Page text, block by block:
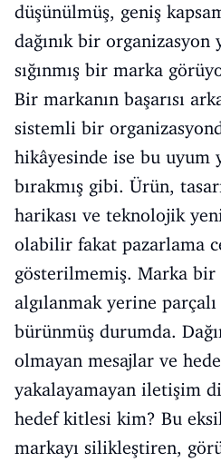
düşünülmüş, geniş
dağınık bir organizasyon
sığınmış bir marka
Bir markanın başarısı
sistemli bir
hikâyesinde ise bu uyum
bırakmış gibi. Ürün,
harikası ve teknolojik
olabilir fakat pazarlama
gösterilmemiş. Marka
algılanmak yerine
bürünmüş durumda.
olmayan mesajlar ve
yakalayamayan iletişim
hedef kitlesi kim? Bu
markayı silikleştiren,